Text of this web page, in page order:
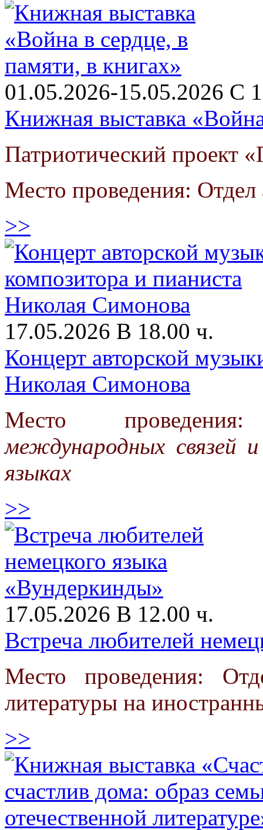
01.05.2026-15.05.2026 С
Книжная выставка
Патриотический проект
Место проведения: Отдел
>>
17.05.2026 В 18.00 ч.
Концерт авторской
Николая Симонова
Место
международных связей
языках
>>
17.05.2026 В 12.00 ч.
Встреча любителей
Место проведения:
литературы на
>>